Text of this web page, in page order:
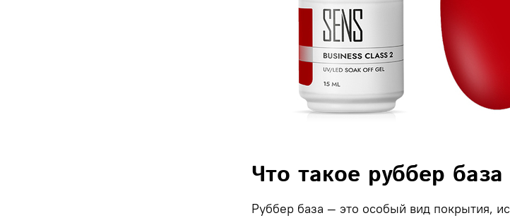
Что такое руббер
Руббер база — это особый вид покрытия,